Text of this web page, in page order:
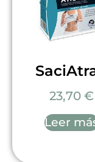
23,70 €
Leer